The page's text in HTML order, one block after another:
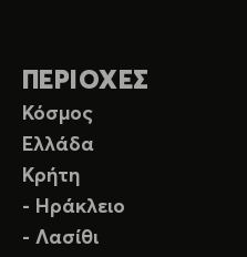
ΠΕΡΙΟΧΕΣ
Κόσμος
Ελλάδα
Κρήτη
- Ηράκλειο
- Λασίθι